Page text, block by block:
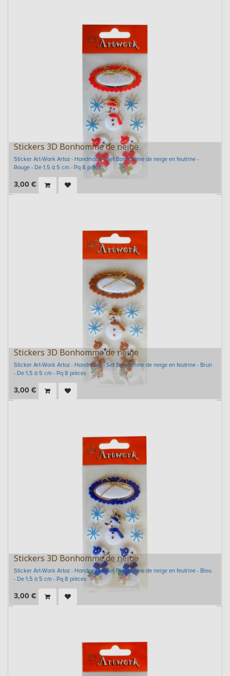
Stickers 3D Bonhomme de neige
Sticker Art-Work Artoz - Handmade - Set Bonhomme de neige en feutrine -
Rouge - De 1,5 à 5 cm - Pq 8 pièces
3,00 €
Stickers 3D Bonhomme de neige
Sticker Art-Work Artoz - Handmade - Set Bonhomme de neige en feutrine - Brun
- De 1,5 à 5 cm - Pq 8 pièces
3,00 €
Stickers 3D Bonhomme de neige
Sticker Art-Work Artoz - Handmade - Set Bonhomme de neige en feutrine - Bleu
- De 1,5 à 5 cm - Pq 8 pièces
3,00 €